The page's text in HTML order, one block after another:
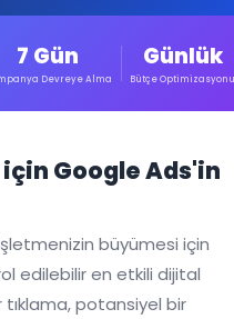
7 Gün
Devreye Alma
Günlük
Bütçe Optimizasyonu
Google Ads'in
büyümesi için
edilebilir en etkili dijital
tıklama, potansiyel bir